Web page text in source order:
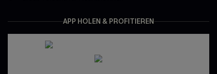
APP HOLEN & PROFITIEREN